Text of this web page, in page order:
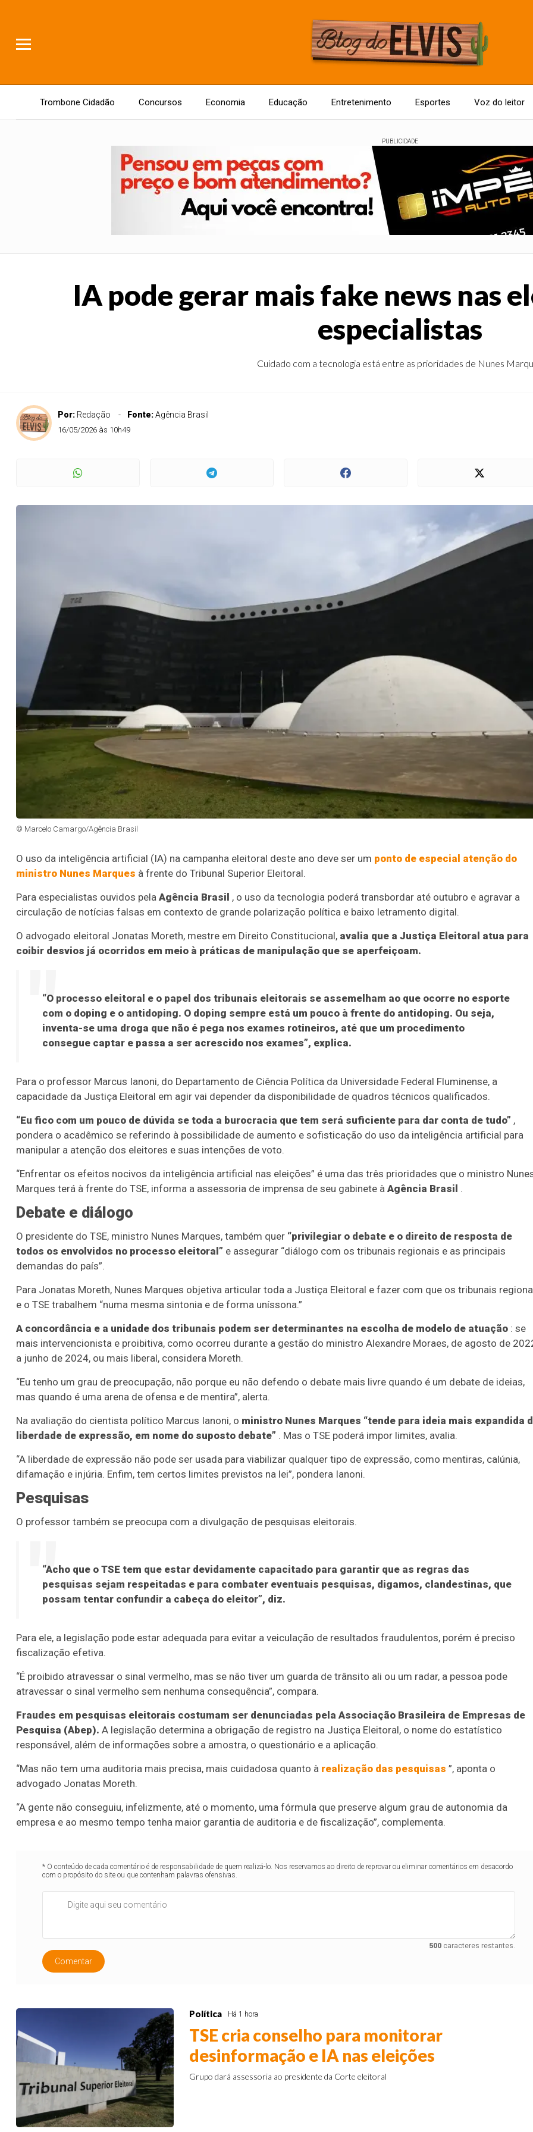
Trombone Cidadão Concursos Economia Educação Entretenimento Esportes Voz do leitor
PUBLICIDADE
IA pode gerar mais fake news nas
especialistas
Cuidado com a tecnologia está entre as prioridades de Nunes
Por: Redação Fonte:Agência Brasil
16/05/2026 às 10h49
© Marcelo Camargo/Agência Brasil
O uso da inteligência artificial (IA) na campanha eleitoral deste ano deve ser um ponto de especial atenção do
ministro Nunes Marques à frente do Tribunal Superior Eleitoral.
Para especialistas ouvidos pela Agência Brasil , o uso da tecnologia poderá transbordar até outubro e agravar a
circulação de notícias falsas em contexto de grande polarização política e baixo letramento digital.
O advogado eleitoral Jonatas Moreth, mestre em Direito Constitucional, avalia que a Justiça Eleitoral atua para
coibir desvios já ocorridos em meio à práticas de manipulação que se aperfeiçoam.
“O processo eleitoral e o papel dos tribunais eleitorais se assemelham ao que ocorre no esporte
com o doping e o antidoping. O doping sempre está um pouco à frente do antidoping. Ou seja,
inventa-se uma droga que não é pega nos exames rotineiros, até que um procedimento
consegue captar e passa a ser acrescido nos exames”, explica.
Para o professor Marcus Ianoni, do Departamento de Ciência Política da Universidade Federal Fluminense, a
capacidade da Justiça Eleitoral em agir vai depender da disponibilidade de quadros técnicos qualificados.
“Eu fico com um pouco de dúvida se toda a burocracia que tem será suficiente para dar conta de tudo” ,
pondera o acadêmico se referindo à possibilidade de aumento e sofisticação do uso da inteligência artificial para
manipular a atenção dos eleitores e suas intenções de voto.
“Enfrentar os efeitos nocivos da inteligência artificial nas eleições” é uma das três prioridades que o ministro
Marques terá à frente do TSE, informa a assessoria de imprensa de seu gabinete à Agência Brasil .
Debate e diálogo
O presidente do TSE, ministro Nunes Marques, também quer “privilegiar o debate e o direito de resposta de
todos os envolvidos no processo eleitoral” e assegurar “diálogo com os tribunais regionais e as principais
demandas do país”.
Para Jonatas Moreth, Nunes Marques objetiva articular toda a Justiça Eleitoral e fazer com que os tribunais
e o TSE trabalhem “numa mesma sintonia e de forma uníssona.”
A concordância e a unidade dos tribunais podem ser determinantes na escolha de modelo de atuação : se
mais intervencionista e proibitiva, como ocorreu durante a gestão do ministro Alexandre Moraes, de agosto de
a junho de 2024, ou mais liberal, considera Moreth.
“Eu tenho um grau de preocupação, não porque eu não defendo o debate mais livre quando é um debate de ideias,
mas quando é uma arena de ofensa e de mentira”, alerta.
Na avaliação do cientista político Marcus Ianoni, o ministro Nunes Marques “tende para ideia mais expandida
liberdade de expressão, em nome do suposto debate” . Mas o TSE poderá impor limites, avalia.
“A liberdade de expressão não pode ser usada para viabilizar qualquer tipo de expressão, como mentiras, calúnia,
difamação e injúria. Enfim, tem certos limites previstos na lei”, pondera Ianoni.
Pesquisas
O professor também se preocupa com a divulgação de pesquisas eleitorais.
“Acho que o TSE tem que estar devidamente capacitado para garantir que as regras das
pesquisas sejam respeitadas e para combater eventuais pesquisas, digamos, clandestinas, que
possam tentar confundir a cabeça do eleitor”, diz.
Para ele, a legislação pode estar adequada para evitar a veiculação de resultados fraudulentos, porém é preciso
fiscalização efetiva.
“É proibido atravessar o sinal vermelho, mas se não tiver um guarda de trânsito ali ou um radar, a pessoa pode
atravessar o sinal vermelho sem nenhuma consequência”, compara.
Fraudes em pesquisas eleitorais costumam ser denunciadas pela Associação Brasileira de Empresas de
Pesquisa (Abep). A legislação determina a obrigação de registro na Justiça Eleitoral, o nome do estatístico
responsável, além de informações sobre a amostra, o questionário e a aplicação.
“Mas não tem uma auditoria mais precisa, mais cuidadosa quanto à realização das pesquisas ”, aponta o
advogado Jonatas Moreth.
“A gente não conseguiu, infelizmente, até o momento, uma fórmula que preserve algum grau de autonomia da
empresa e ao mesmo tempo tenha maior garantia de auditoria e de fiscalização”, complementa.
* O conteúdo de cada comentário é de responsabilidade de quem realizá-lo. Nos reservamos ao direito de reprovar ou eliminar comentários em desacordo
com o propósito do site ou que contenham palavras ofensivas.
500caracteres restantes.
Comentar
Política Há 1 hora
TSE cria conselho para monitorar
desinformação e IA nas eleições
Grupo dará assessoria ao presidente da Corte eleitoral